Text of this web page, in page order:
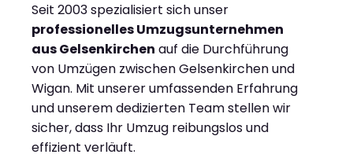
Seit 2003 spezialisiert sich unser
professionelles Umzugsunternehmen
aus Gelsenkirchen auf die Durchführung
von Umzügen zwischen Gelsenkirchen und
Wigan. Mit unserer umfassenden Erfahrung
und unserem dedizierten Team stellen wir
sicher, dass Ihr Umzug reibungslos und
effizient verläuft.